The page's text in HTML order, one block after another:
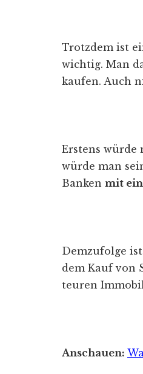
Trotzdem ist
wichtig. Man
kaufen. Auch
Erstens würde
würde man
Banken mit
Demzufolge
dem Kauf von
teuren
Anschauen: